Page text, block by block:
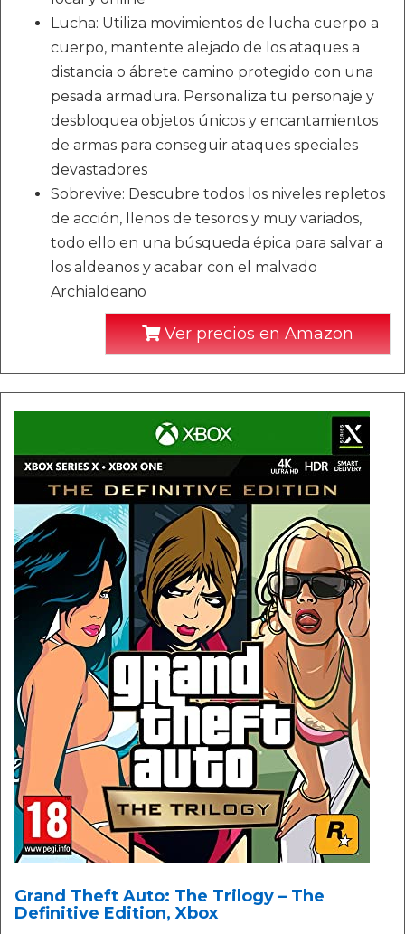
Lucha: Utiliza movimientos de lucha cuerpo a
cuerpo, mantente alejado de los ataques a
distancia o ábrete camino protegido con una
pesada armadura. Personaliza tu personaje y
desbloquea objetos únicos y encantamientos
de armas para conseguir ataques speciales
devastadores
Sobrevive: Descubre todos los niveles repletos
de acción, llenos de tesoros y muy variados,
todo ello en una búsqueda épica para salvar a
los aldeanos y acabar con el malvado
Archialdeano
Ver precios en Amazon
Grand Theft Auto: The Trilogy – The
Definitive Edition, Xbox